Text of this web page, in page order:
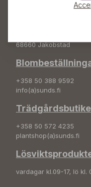
68660 Jakobstad
+358 50 388 9592
info(a)sunds.fi
+358 50 572 4235
plantshop(a)sunds.fi
vardagar kl.09-17, lö kl.